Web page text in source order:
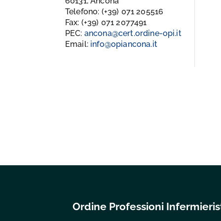
Telefono: (+39) 071 205516
Fax: (+39) 071 2077491
PEC: ancona@cert.ordine-opi.it
Email: info@opiancona.it
Ordine Professioni